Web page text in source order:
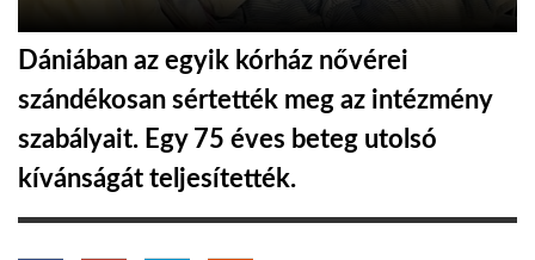
GLOBOTV BP
Dániában az egyik kórház nővérei
szándékosan sértették meg az intézmény
szabályait. Egy 75 éves beteg utolsó
kívánságát teljesítették.